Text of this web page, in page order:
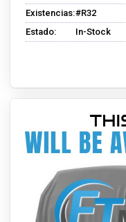
Existencias:#R32
Estado:
In-Stock